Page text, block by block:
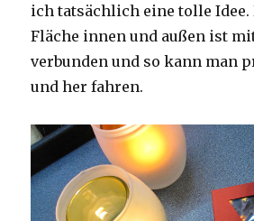
ich tatsächlich eine tolle Idee.
Fläche innen und außen ist
verbunden und so kann man
und her fahren.